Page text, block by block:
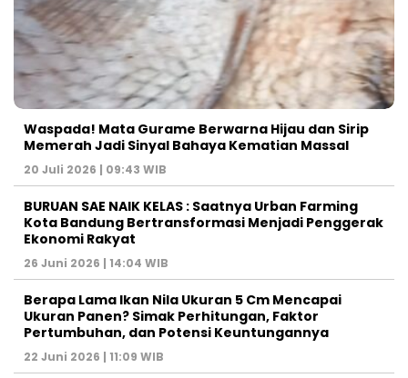
Waspada! Mata Gurame Berwarna Hijau dan Sirip
Memerah Jadi Sinyal Bahaya Kematian Massal
20 Juli 2026 | 09:43 WIB
BURUAN SAE NAIK KELAS : Saatnya Urban Farming
Kota Bandung Bertransformasi Menjadi Penggerak
Ekonomi Rakyat
26 Juni 2026 | 14:04 WIB
Berapa Lama Ikan Nila Ukuran 5 Cm Mencapai
Ukuran Panen? Simak Perhitungan, Faktor
Pertumbuhan, dan Potensi Keuntungannya
22 Juni 2026 | 11:09 WIB